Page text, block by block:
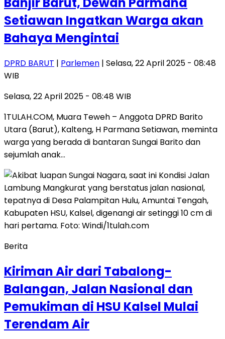
Setiawan Ingatkan Warga akan
Bahaya Mengintai
DPRD BARUT | Parlemen | Selasa, 22 April 2025 - 08:48
WIB
Selasa, 22 April 2025 - 08:48 WIB
1TULAH.COM, Muara Teweh – Anggota DPRD Barito
Utara (Barut), Kalteng, H Parmana Setiawan, meminta
warga yang berada di bantaran Sungai Barito dan
sejumlah anak…
Berita
Kiriman Air dari Tabalong-
Balangan, Jalan Nasional dan
Pemukiman di HSU Kalsel Mulai
Terendam Air